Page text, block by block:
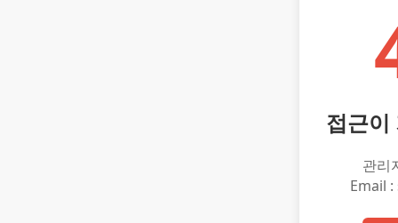
접근이
관리
Email